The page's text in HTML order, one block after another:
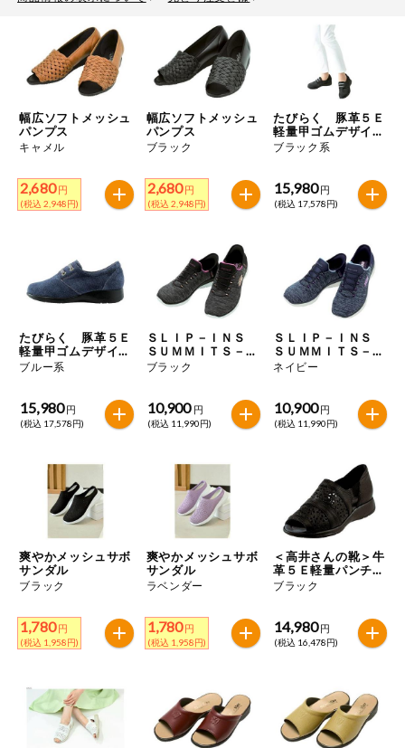
WEBカタログ
先着限定から探す
食品から探す
家庭用品から探す
目的から探す
毎週自動お届け商品を確認する
毎週自動お届け商品を修正する
いつでも注文（毎週企画）
専門ショップサイト
コープしがのサービス
ご利用ガイド
冷凍食品
ミールキット
など
レトルト・缶
詰・瓶詰
し・油・ルー
おやつ
飲料
酒・ノンアル
コール
切り花・仏花
ティッシュ・
トイレットペ
ーパー
衛生・生理用
品
洗濯・バス・
トイレ用品
アレルゲン情報
を検索できます。
卵
落花生 えび かに くるみ
特定原材料に準ずるもの
カシューナッツ
キウイフルーツ 牛肉
さけ ゼラチン 大豆
鶏肉 バナナ
マカダミアナッツ もも やまいも
アレルゲン情報は、商品企画時の情報のため、ご使用前には
必ず商品パッケージの表示をご確認ください。
幅広ソフトメッシュ
パンプス
キャメル
2,680 円
(税込 2,948円)
幅広ソフトメッシュ
パンプス
ブラック
2,680 円
(税込 2,948円)
たびらく 豚革５Ｅ
軽量甲ゴムデザイン
シューズ
ブラック系
15,980 円
(税込 17,578円)
たびらく 豚革５Ｅ
軽量甲ゴムデザイン
シューズ
ブルー系
15,980 円
(税込 17,578円)
ＳＬＩＰ－ＩＮＳ
ＳＵＭＭＩＴＳ－Ｄ
ＡＺＺＬＩＮＧ－Ｈ
ＡＺＥ
ブラック
10,900 円
(税込 11,990円)
ＳＬＩＰ－ＩＮＳ
ＳＵＭＭＩＴＳ－Ｄ
ＡＺＺＬＩＮＧ－Ｈ
ＡＺＥ
ネイビー
10,900 円
(税込 11,990円)
爽やかメッシュサボ
サンダル
ブラック
1,780 円
(税込 1,958円)
爽やかメッシュサボ
サンダル
ラベンダー
1,780 円
(税込 1,958円)
＜高井さんの靴＞牛
革５Ｅ軽量パンチン
グサンダル
ブラック
14,980 円
(税込 16,478円)